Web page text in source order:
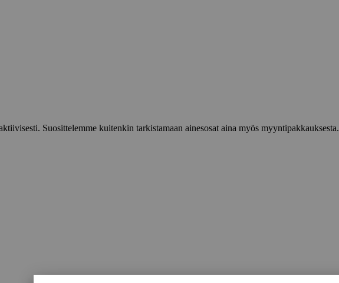
Suosittelemme kuitenkin tarkistamaan ainesosat aina myös myyntipakkauksesta.